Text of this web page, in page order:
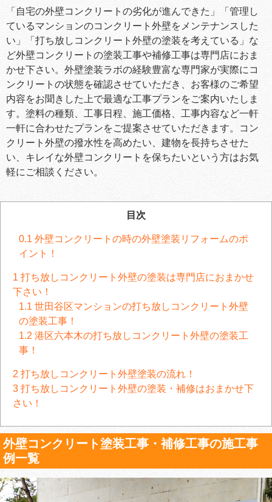
「自宅の外壁コンクリートの劣化が進んできた」「管理し
ているマンションのコンクリート外壁をメンテナンスした
い」「打ち放しコンクリート外壁の塗装を考えている」な
ど外壁コンクリートの塗装工事や補修工事は専門店におま
かせ下さい。外壁塗装ラボの経験豊富な専門家が実際にコ
ンクリートの状態を確認させていただき、お客様のご希望
内容をお聞きした上で最適な工事プランをご案内いたしま
す。塗料の種類、工事日程、施工価格、工事内容など一軒
一軒に合わせたプランをご提案させていただきます。コン
クリート外壁の撥水性を高めたい、建物を長持ちさせた
い、キレイな外壁コンクリートを保ちたいという方はお気
軽にご相談ください。
目次
0.1 外壁コンクリートの時の外壁塗装リフォームのポ
イント！
1 打ち放しコンクリート外壁の塗装は専門店におまかせ
下さい！
1.1 世田谷区マンションの打ち放しコンクリート外壁
の塗装工事！
1.2 港区六本木の打ち放しコンクリート外壁の塗装工
事！
2 打ち放しコンクリート外壁塗装の流れ！
3 打ち放しコンクリート外壁の塗装・補修はおまかせ下
さい！
外壁コンクリート塗装工事・補修工事の施工事
例一覧